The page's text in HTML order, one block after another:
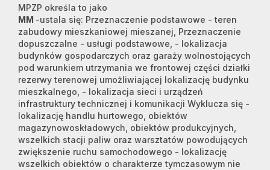
MPZP określa to jako
MM -ustala się: Przeznaczenie podstawowe - teren
zabudowy mieszkaniowej mieszanej, Przeznaczenie
dopuszczalne - usługi podstawowe, - lokalizacja
budynków gospodarczych oraz garaży wolnostojących
pod warunkiem utrzymania we frontowej części działki
rezerwy terenowej umożliwiającej lokalizację budynku
mieszkalnego, - lokalizacja sieci i urządzeń
infrastruktury technicznej i komunikacji Wyklucza się -
lokalizację handlu hurtowego, obiektów
magazynowoskładowych, obiektów produkcyjnych,
wszelkich stacji paliw oraz warsztatów powodujących
zwiększenie ruchu samochodowego - lokalizację
wszelkich obiektów o charakterze tymczasowym nie